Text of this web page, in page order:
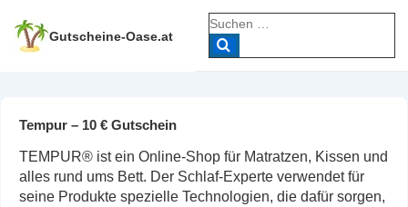
Zum
Inhalt
Gutscheine-Oase.at
Suche
nach:
Tempur – 10 € Gutschein
TEMPUR® ist ein Online-Shop für Matratzen, Kissen und
alles rund ums Bett. Der Schlaf-Experte verwendet für
seine Produkte spezielle Technologien, die dafür sorgen,